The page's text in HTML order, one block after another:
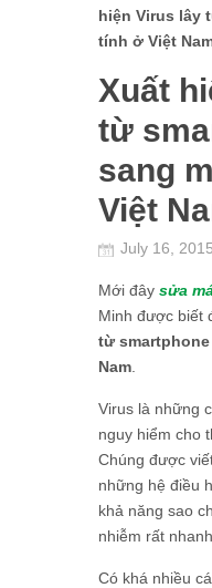
hiện Virus lây
tính ở Việt
Xuất
từ
sang
Việt
July 16, 2015
Mới đây sửa
Minh được biết
từ
Nam
Virus là những
nguy hiểm cho
Chúng được
những hệ điều
khả năng sao
nhiễm rất
Có khá nhiều